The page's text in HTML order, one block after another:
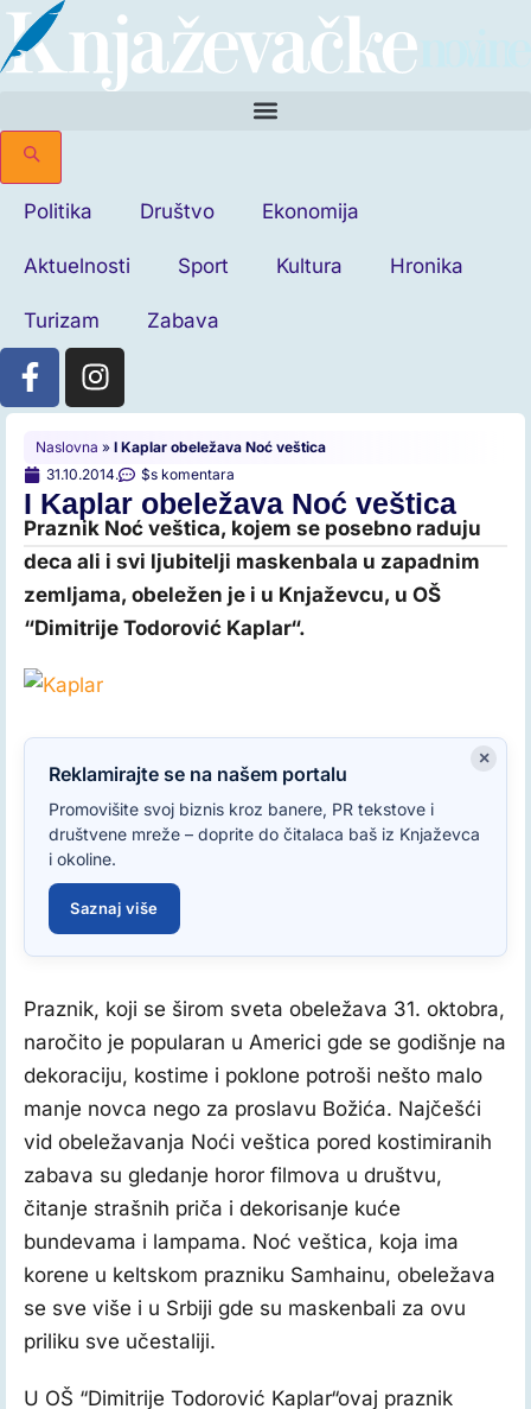
Politika Društvo Ekonomija
Aktuelnosti Sport Kultura Hronika
Turizam Zabava
Naslovna » I Kaplar obeležava Noć veštica
31.10.2014.
$s komentara
I Kaplar obeležava Noć veštica
Praznik Noć veštica, kojem se posebno raduju
deca ali i svi ljubitelji maskenbala u zapadnim
zemljama, obeležen je i u Knjaževcu, u OŠ
“Dimitrije Todorović Kaplar“.
×
Reklamirajte se na našem portalu
Promovišite svoj biznis kroz banere, PR tekstove i
društvene mreže – doprite do čitalaca baš iz Knjaževca
i okoline.
Saznaj više
Praznik, koji se širom sveta obeležava 31. oktobra,
naročito je popularan u Americi gde se godišnje na
dekoraciju, kostime i poklone potroši nešto malo
manje novca nego za proslavu Božića. Najčešći
vid obeležavanja Noći veštica pored kostimiranih
zabava su gledanje horor filmova u društvu,
čitanje strašnih priča i dekorisanje kuće
bundevama i lampama. Noć veštica, koja ima
korene u keltskom prazniku Samhainu, obeležava
se sve više i u Srbiji gde su maskenbali za ovu
priliku sve učestaliji.
U OŠ “Dimitrije Todorović Kaplar“ovaj praznik